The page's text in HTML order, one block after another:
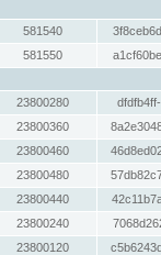
581540
581550
23800280
23800360
23800460
23800480
23800440
23800240
23800120